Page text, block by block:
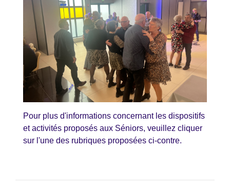
Pour plus d'informations concernant les dispositifs
et activités proposés aux Séniors, veuillez cliquer
sur l'une des rubriques proposées ci-contre.